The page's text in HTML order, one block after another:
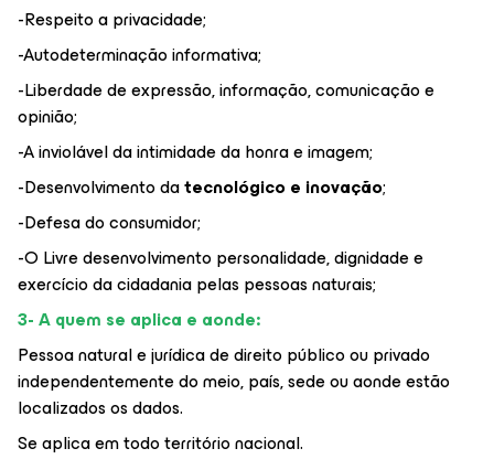
-Respeito a privacidade;
-Autodeterminação informativa;
-Liberdade de expressão, informação, comunicação e
opinião;
-A inviolável da intimidade da honra e imagem;
-Desenvolvimento datecnológico e inovação;
-Defesa do consumidor;
-O Livre desenvolvimento personalidade, dignidade e
exercício da cidadania pelas pessoas naturais;
3- A quem se aplica e aonde:
Pessoa natural e jurídica de direito público ou privado
independentemente do meio, país, sede ou aonde estão
localizados os dados.
Se aplica em todo território nacional.